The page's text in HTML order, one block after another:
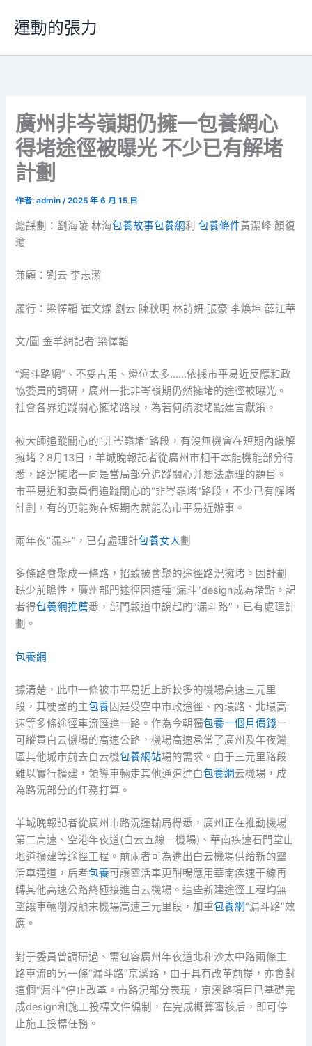
要
運動的張力
廣州非岑嶺期仍擁一包養網心
得堵途徑被曝光 不少已有解堵
計劃
作者:admin/2025 年 6 月 15 日
總謀劃：劉海陵 林海包養故事包養網利包養條件黃潔峰 顏復
瓊
兼顧：劉云 李志潔
履行：梁懌韜 崔文燦 劉云 陳秋明 林詩妍 張豪 李煥坤 薛江華
文/圖 金羊網記者 梁懌韜
“漏斗路網”、不妥占用、燈位太多……依據市平易近反應和政
協委員的調研，廣州一批非岑嶺期仍然擁堵的途徑被曝光。
社會各界追蹤關心擁堵路段，為若何疏浚堵點建言獻策。
被大師追蹤關心的“非岑嶺堵”路段，有沒無機會在短期內緩解
擁堵？8月13日，羊城晚報記者從廣州市相干本能機能部分得
悉，路況擁堵一向是當局部分追蹤關心并想法處理的題目。
市平易近和委員們追蹤關心的“非岑嶺堵”路段，不少已有解堵
計劃，有的更能夠在短期內就能為市平易近辦事。
兩年夜“漏斗”，已有處理計包養女人劃
多條路會聚成一條路，招致被會聚的途徑路況擁堵。因計劃
缺少前瞻性，廣州部門途徑因這種“漏斗”design成為堵點。記
者得包養網推薦悉，部門報道中說起的“漏斗路”，已有處理計
劃。
包養網
據清楚，此中一條被市平易近上訴較多的機場高速三元里
段，其梗塞的主包養因是受空中市政途徑、內環路、北環高
速等多條途徑車流匯進一路。作為今朝獨包養一個月價錢一
可縱貫白云機場的高速公路，機場高速承當了廣州及年夜灣
區其他城市前去白云機包養網站場的需求。由于三元里路段
難以實行擴建，領導車輛走其他通道進白包養網云機場，成
為路況部分的任務打算。
羊城晚報記者從廣州市路況運輸局得悉，廣州正在推動機場
第二高速、空港年夜道(白云五線—機場)、華南疾速石門堂山
地道擴建等途徑工程。前兩者可為進出白云機場供給新的靈
活車通道，后者包養可讓靈活車更酣暢應用華南疾速干線再
轉其他高速公路終極接進白云機場。這些新建途徑工程均無
望讓車輛削減顛末機場高速三元里段，加重包養網“漏斗路”效
應。
對于委員曾調研過、需包容廣州年夜道北和沙太中路兩條主
路車流的另一條“漏斗路”京溪路，由于具有改革前提，亦會對
這個“漏斗”停止改革。市路況部分表現，京溪路項目已基礎完
成design和施工投標文件編制，在完成概算審核后，即可停
止施工投標任務。